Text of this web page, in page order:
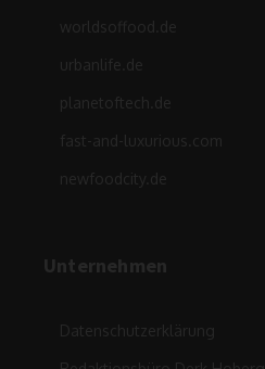
worldsoffood.de
urbanlife.de
planetoftech.de
fast-and-luxurious.com
newfoodcity.de
Unternehmen
Datenschutzerklärung